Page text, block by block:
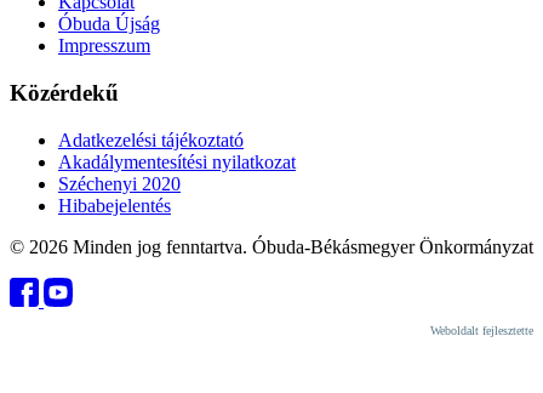
Óbuda Újság
Impresszum
Közérdekű
Adatkezelési tájékoztató
Akadálymentesítési nyilatkozat
Széchenyi 2020
Hibabejelentés
© 2026 Minden jog fenntartva. Óbuda-Békásmegyer Önkormányzat
Weboldalt fejlesztette